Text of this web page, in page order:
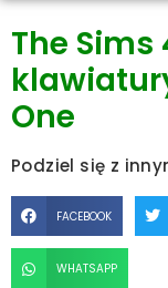
The Sims
One
Podziel się z
FACEBOOK
WHATSAPP